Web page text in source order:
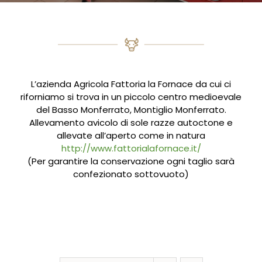
L’azienda Agricola Fattoria la Fornace da cui ci
riforniamo si trova in un piccolo centro medioevale
del Basso Monferrato, Montiglio Monferrato.
Allevamento avicolo di sole razze autoctone e
allevate all’aperto come in natura
http://www.fattorialafornace.it/
(Per garantire la conservazione ogni taglio sarà
confezionato sottovuoto)